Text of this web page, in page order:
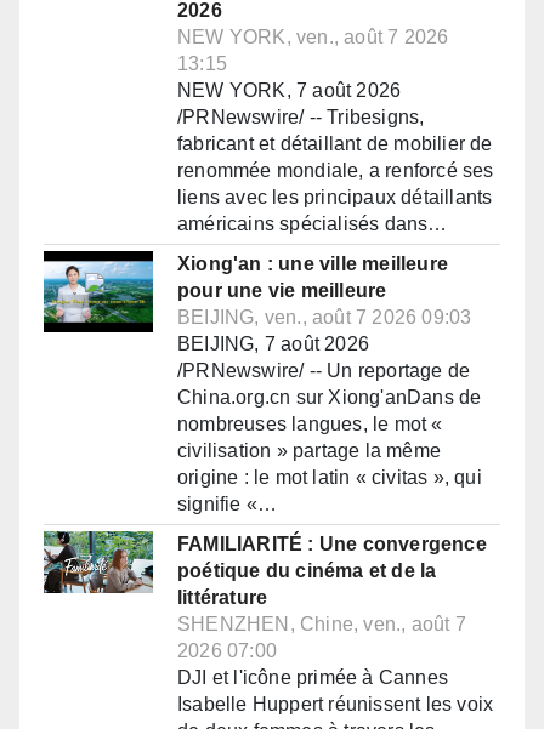
2026
NEW YORK, ven., août 7 2026
13:15
NEW YORK, 7 août 2026
/PRNewswire/ -- Tribesigns,
fabricant et détaillant de mobilier de
renommée mondiale, a renforcé ses
liens avec les principaux détaillants
américains spécialisés dans…
Xiong'an : une ville meilleure
pour une vie meilleure
BEIJING, ven., août 7 2026 09:03
BEIJING, 7 août 2026
/PRNewswire/ -- Un reportage de
China.org.cn sur Xiong'anDans de
nombreuses langues, le mot «
civilisation » partage la même
origine : le mot latin « civitas », qui
signifie «…
FAMILIARITÉ : Une convergence
poétique du cinéma et de la
littérature
SHENZHEN, Chine, ven., août 7
2026 07:00
DJI et l'icône primée à Cannes
Isabelle Huppert réunissent les voix